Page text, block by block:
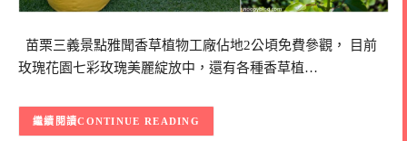
苗栗三義景點雅聞香草植物工廠佔地2公頃免費參觀， 目前
玫瑰花園七彩玫瑰美麗綻放中，還有各種香草植…
CONTINUE READING